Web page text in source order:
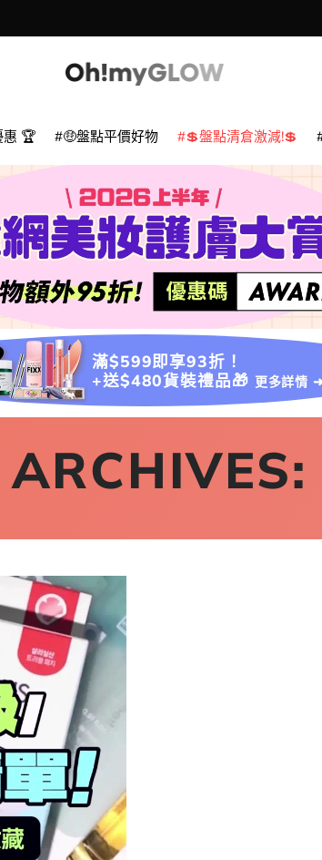
惠 🏆 🤑盤點平價好物 💲盤點清倉激減!💲
滿$599即享93折！
+送$480貨裝禮品🎁 更多詳情